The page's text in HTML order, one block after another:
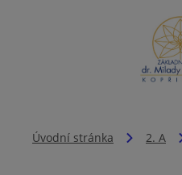
Úvodní stránka 2. A